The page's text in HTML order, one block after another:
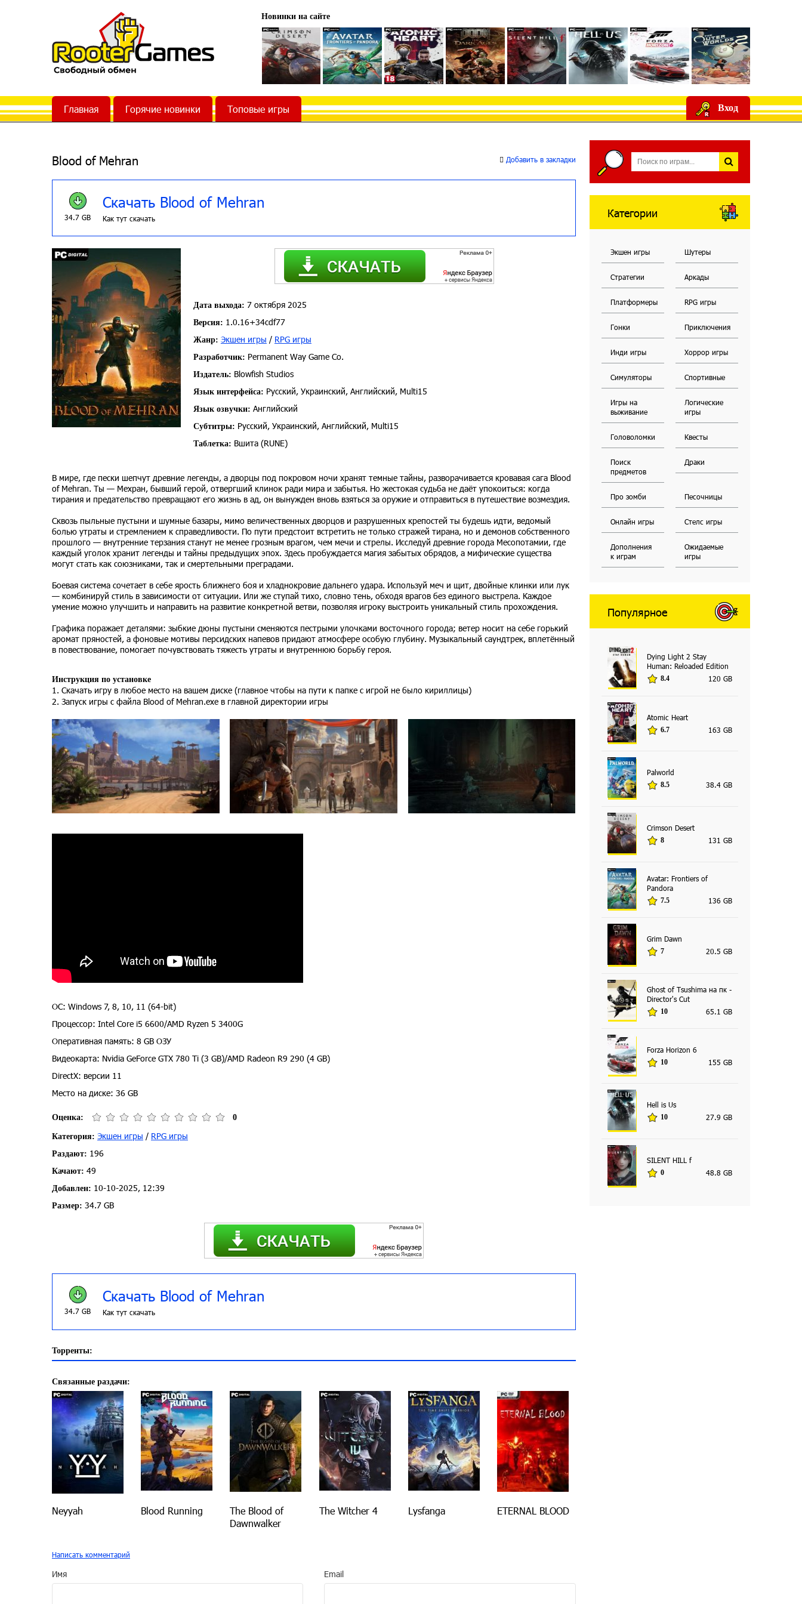
Новинки на сайте
Главная Горячие новинки Топовые игры Вход
Blood of Mehran Добавить в закладки
34.7 GB
Скачать Blood of Mehran
Как тут скачать
Дата выхода: 7 октября 2025
Версия: 1.0.16+34cdf77
Жанр: Экшен игры / RPG игры
Разработчик: Permanent Way Game Co.
Издатель: Blowfish Studios
Язык интерфейса: Русский, Украинский, Английский, Multi15
Язык озвучки: Английский
Субтитры: Русский, Украинский, Английский, Multi15
Таблетка: Вшита (RUNE)
В мире, где пески шепчут древние легенды, а дворцы под покровом ночи хранят темные тайны, разворачивается кровавая сага Blood
of Mehran. Ты — Мехран, бывший герой, отвергший клинок ради мира и забытья. Но жестокая судьба не даёт упокоиться: когда
тирания и предательство превращают его жизнь в ад, он вынужден вновь взяться за оружие и отправиться в путешествие возмездия.
Сквозь пыльные пустыни и шумные базары, мимо величественных дворцов и разрушенных крепостей ты будешь идти, ведомый
болью утраты и стремлением к справедливости. По пути предстоит встретить не только стражей тирана, но и демонов собственного
прошлого — внутренние терзания станут не менее грозным врагом, чем мечи и стрелы. Исследуй древние города Месопотамии, где
каждый уголок хранит легенды и тайны предыдущих эпох. Здесь пробуждается магия забытых обрядов, а мифические существа
могут стать как союзниками, так и смертельными преградами.
Боевая система сочетает в себе ярость ближнего боя и хладнокровие дальнего удара. Используй меч и щит, двойные клинки или лук
— комбинируй стиль в зависимости от ситуации. Или же ступай тихо, словно тень, обходя врагов без единого выстрела. Каждое
умение можно улучшить и направить на развитие конкретной ветви, позволяя игроку выстроить уникальный стиль прохождения.
Графика поражает деталями: зыбкие дюны пустыни сменяются пестрыми улочками восточного города; ветер носит на себе горький
аромат пряностей, а фоновые мотивы персидских напевов придают атмосфере особую глубину. Музыкальный саундтрек, вплетённый
в повествование, помогает почувствовать тяжесть утраты и внутреннюю борьбу героя.
Инструкция по установке
1. Скачать игру в любое место на вашем диске (главное чтобы на пути к папке с игрой не было кириллицы)
2. Запуск игры с файла Blood of Mehran.exe в главной директории игры
ОС: Windows 7, 8, 10, 11 (64-bit)
Процессор: Intel Core i5 6600/AMD Ryzen 5 3400G
Оперативная память: 8 GB ОЗУ
Видеокарта: Nvidia GeForce GTX 780 Ti (3 GB)/AMD Radeon R9 290 (4 GB)
DirectX: версии 11
Место на диске: 36 GB
Оценка: 0
Категория: Экшен игры / RPG игры
Раздают: 196
Качают: 49
Добавлен: 10-10-2025, 12:39
Размер: 34.7 GB
34.7 GB
Скачать Blood of Mehran
Как тут скачать
Торренты:
Связанные раздачи:
Neyyah Blood Running
The Blood of
Dawnwalker
The Witcher 4 Lysfanga ETERNAL BLOOD
Написать комментарий
Имя Email
Категории
Экшен игры Шутеры
Стратегии Аркады
Платформеры RPG игры
Гонки Приключения
Инди игры Хоррор игры
Симуляторы Спортивные
Игры на
выживание
Логические
игры
Головоломки Квесты
Поиск
предметов
Драки
Про зомби Песочницы
Онлайн игры Стелс игры
Дополнения
к играм
Ожидаемые
игры
Популярное
Dying Light 2 Stay
Human: Reloaded Edition
8.4 120 GB
Atomic Heart
6.7 163 GB
Palworld
8.5 38.4 GB
Crimson Desert
8 131 GB
Avatar: Frontiers of
Pandora
7.5 136 GB
Grim Dawn
7 20.5 GB
Ghost of Tsushima на пк -
Director's Cut
10 65.1 GB
Forza Horizon 6
10 155 GB
Hell is Us
10 27.9 GB
SILENT HILL f
0 48.8 GB